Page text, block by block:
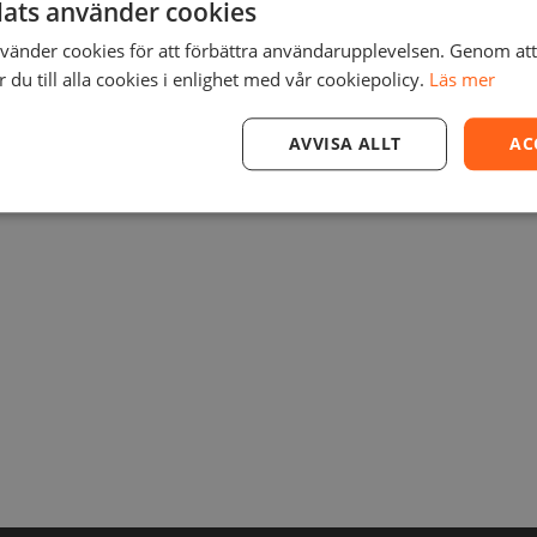
De
olika
alternativen
produktsidan
använder cookies
cookies för att förbättra användarupplevelsen. Genom
du till alla cookies i enlighet med vår cookiepolicy. Läs mer
AVVISA ALLT